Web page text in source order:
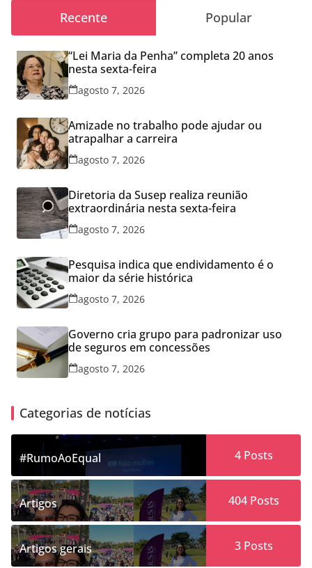
Recente Popular
“Lei Maria da Penha” completa 20 anos
nesta sexta-feira
agosto 7, 2026
Amizade no trabalho pode ajudar ou
atrapalhar a carreira
agosto 7, 2026
Diretoria da Susep realiza reunião
extraordinária nesta sexta-feira
agosto 7, 2026
Pesquisa indica que endividamento é o
maior da série histórica
agosto 7, 2026
Governo cria grupo para padronizar uso
de seguros em concessões
agosto 7, 2026
Categorias de notícias
#RumoAoEqual 4Posts
Artigos 404Posts
Artigos gerais 3Posts